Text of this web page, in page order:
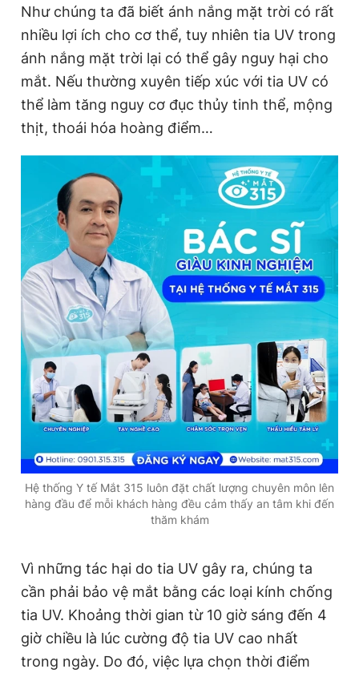
Như chúng ta đã biết ánh nắng mặt trời có rất
nhiều lợi ích cho cơ thể, tuy nhiên tia UV trong
ánh nắng mặt trời lại có thể gây nguy hại cho
mắt. Nếu thường xuyên tiếp xúc với tia UV có
thể làm tăng nguy cơ đục thủy tinh thể, mộng
thịt, thoái hóa hoàng điểm…
Hệ thống Y tế Mắt 315 luôn đặt chất lượng chuyên môn lên
hàng đầu để mỗi khách hàng đều cảm thấy an tâm khi đến
thăm khám
Vì những tác hại do tia UV gây ra, chúng ta
cần phải bảo vệ mắt bằng các loại kính chống
tia UV. Khoảng thời gian từ 10 giờ sáng đến 4
giờ chiều là lúc cường độ tia UV cao nhất
trong ngày. Do đó, việc lựa chọn thời điểm